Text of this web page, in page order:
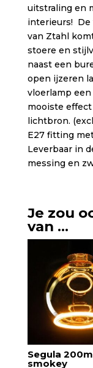
uitstraling en
interieurs! De
van Ztahl
stoere en
naast een
open ijzeren
vloerlamp
mooiste
lichtbron.
E27 fitting
Leverbaar in
messing en
Je zou
van …
Segula
smokey